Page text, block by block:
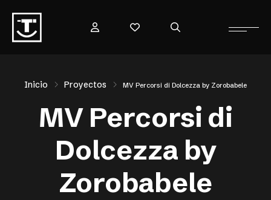
Inicio Proyectos MV Percorsi di Dolcezza by Zorobabele
MV Percorsi di
Dolcezza by
Zorobabele